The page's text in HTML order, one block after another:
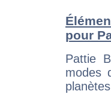
pour
Pattie
modes